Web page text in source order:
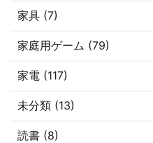
家具 (7)
家庭用ゲーム (79)
家電 (117)
未分類 (13)
読書 (8)